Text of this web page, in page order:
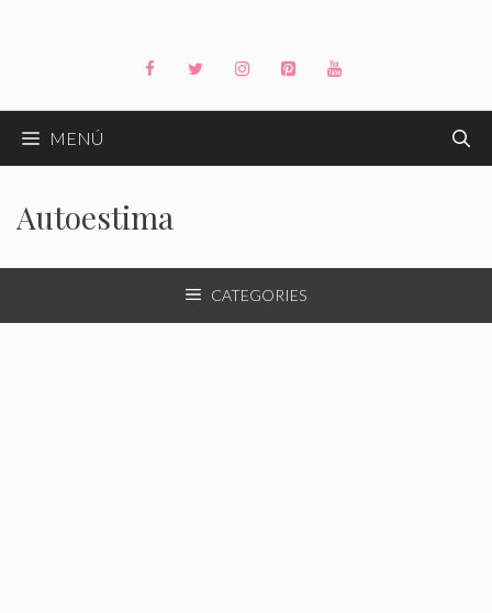
MENÚ
Autoestima
CATEGORIES